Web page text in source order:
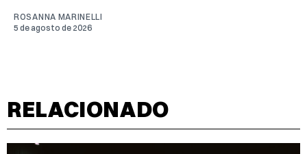
ROSANNA MARINELLI
5 de agosto de 2026
RELACIONADO